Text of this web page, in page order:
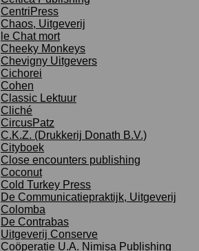
CentriPress
Chaos, Uitgeverij
le Chat mort
Cheeky Monkeys
Chevigny Uitgevers
Cichorei
Cohen
Classic Lektuur
Cliché
CircusPatz
C.K.Z. (Drukkerij Donath B.V.)
Cityboek
Close encounters publishing
Coconut
Cold Turkey Press
De Communicatiepraktijk, Uitgeverij
Colomba
De Contrabas
Uitgeverij Conserve
Coöperatie U.A. Nimisa Publishing